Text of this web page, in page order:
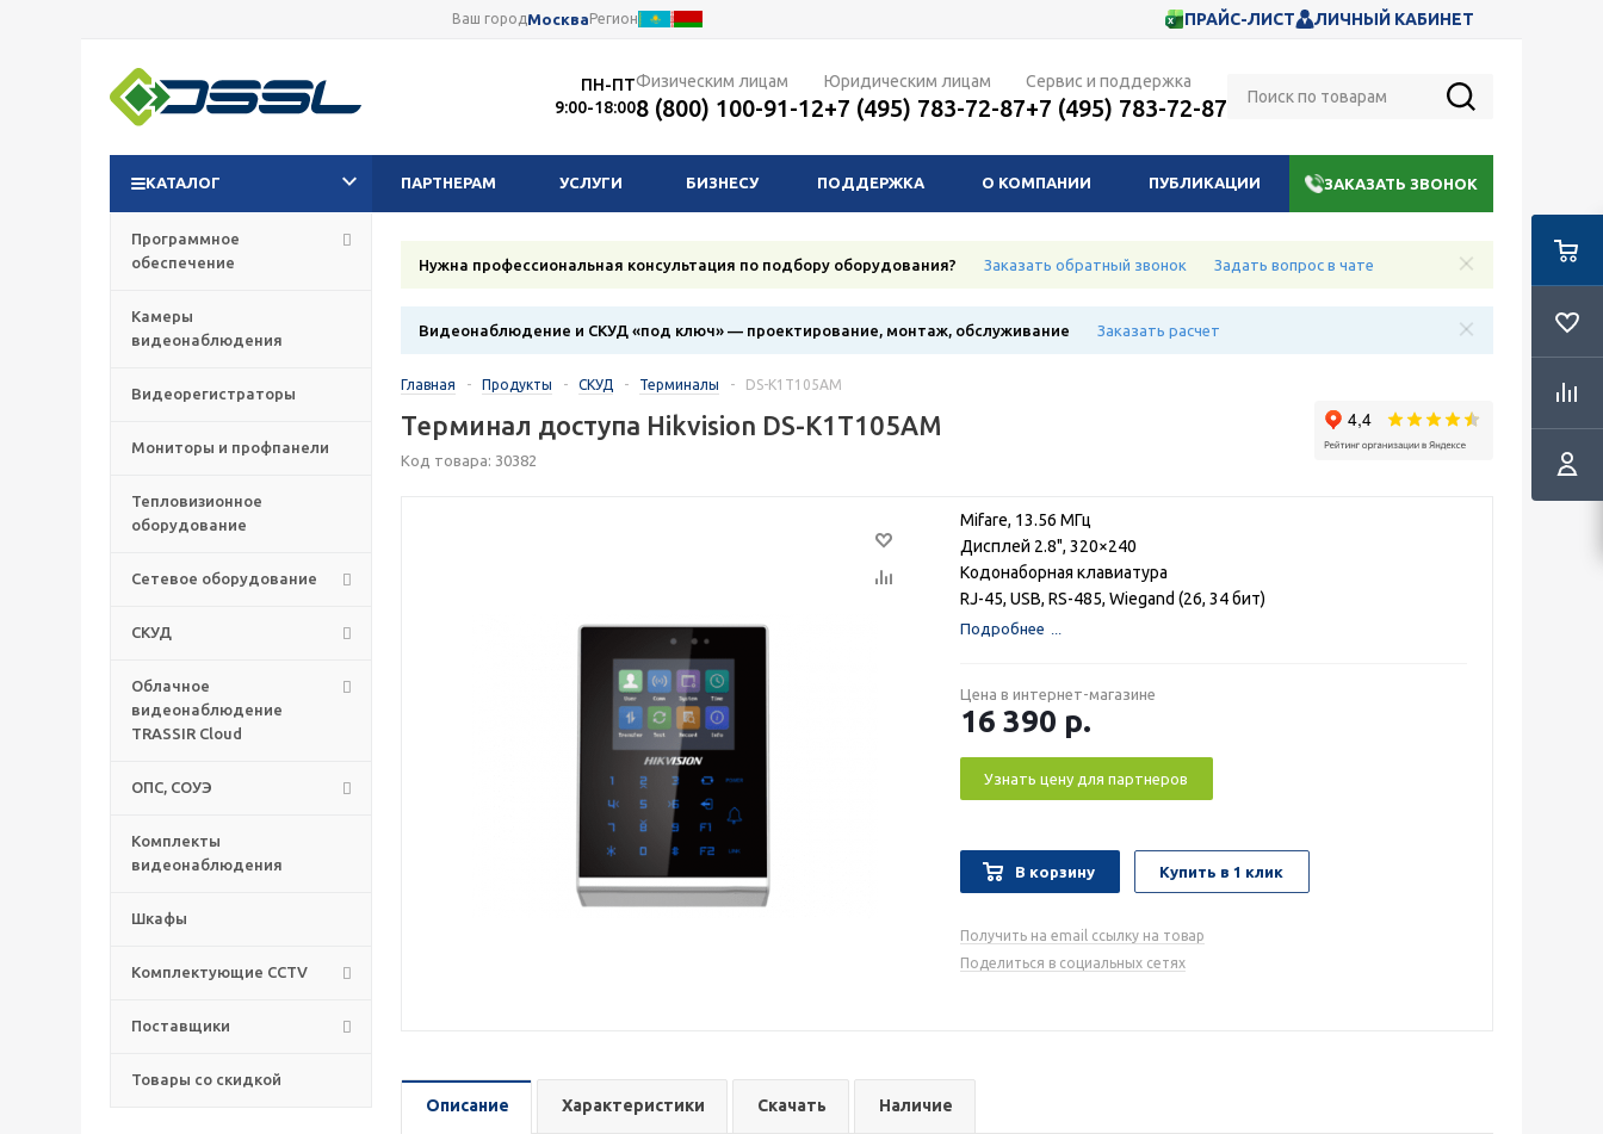
Ваш городМоскваРегион ПРАЙС-ЛИСТ ЛИЧНЫЙ КАБИНЕТ
ПН-ПТ
9:00-18:00
Физическим лицам
8 (800) 100-91-12
Юридическим лицам
+7 (495) 783-72-87
Сервис и поддержка
+7 (495) 783-72-87
КАТАЛОГ ПАРТНЕРАМ УСЛУГИ БИЗНЕСУ ПОДДЕРЖКА О КОМПАНИИ ПУБЛИКАЦИИ ЗАКАЗАТЬ ЗВОНОК
Программное
обеспечение
Камеры
видеонаблюдения
Видеорегистраторы
Мониторы и профпанели
Тепловизионное
оборудование
Сетевое оборудование
СКУД
Облачное
видеонаблюдение
TRASSIR Cloud
ОПС, СОУЭ
Комплекты
видеонаблюдения
Шкафы
Комплектующие CCTV
Поставщики
Товары со скидкой
Нужна профессиональная консультация по подбору оборудования? Заказать обратный звонок Задать вопрос в чате
Видеонаблюдение и СКУД «под ключ» — проектирование, монтаж, обслуживание Заказать расчет
Главная - Продукты - СКУД - Терминалы - DS-K1T105AM
Терминал доступа Hikvision DS-K1T105AM
Код товара: 30382
Mifare, 13.56 МГц
Дисплей 2.8", 320×240
Кодонаборная клавиатура
RJ-45, USB, RS-485, Wiegand (26, 34 бит)
Подробнее
Цена в интернет-магазине
16 390 р.
Узнать цену для партнеров
В корзину Купить в 1 клик
Получить на email ссылку на товар
Поделиться в социальных сетях
Описание Характеристики Скачать Наличие